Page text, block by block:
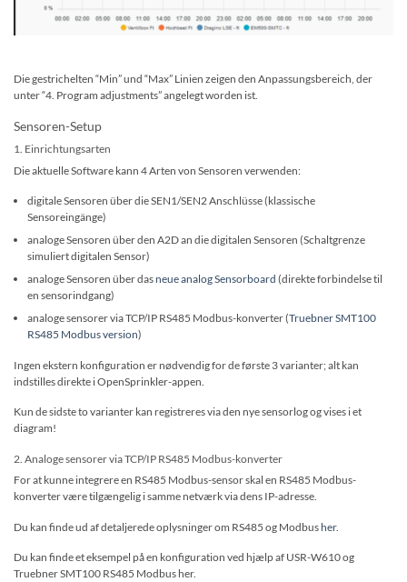
Die gestrichelten “Min” und “Max” Linien zeigen den Anpassungsbereich, der
unter “4. Program adjustments” angelegt worden ist.
Sensoren-Setup
1. Einrichtungsarten
Die aktuelle Software kann 4 Arten von Sensoren verwenden:
digitale Sensoren über die SEN1/SEN2 Anschlüsse (klassische
Sensoreingänge)
analoge Sensoren über den A2D an die digitalen Sensoren (Schaltgrenze
simuliert digitalen Sensor)
analoge Sensoren über dasneue analog Sensorboard (direkte forbindelse til
en sensorindgang)
analoge sensorer via TCP/IP RS485 Modbus-konverter (Truebner SMT100
RS485 Modbus version)
Ingen ekstern konfiguration er nødvendig for de første 3 varianter; alt kan
indstilles direkte i OpenSprinkler-appen.
Kun de sidste to varianter kan registreres via den nye sensorlog og vises i et
diagram!
2. Analoge sensorer via TCP/IP RS485 Modbus-konverter
For at kunne integrere en RS485 Modbus-sensor skal en RS485 Modbus-
konverter være tilgængelig i samme netværk via dens IP-adresse.
Du kan finde ud af detaljerede oplysninger om RS485 og Modbusher.
Du kan finde et eksempel på en konfiguration ved hjælp af USR-W610 og
Truebner SMT100 RS485 Modbus her.